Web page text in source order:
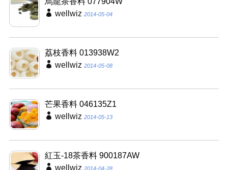
wellwiz 2014-05-04
荔枝香料 013938W2
wellwiz 2014-05-08
芒果香料 046135Z1
wellwiz 2014-05-13
紅玉-18茶香料 900187AW
wellwiz 2014-04-28